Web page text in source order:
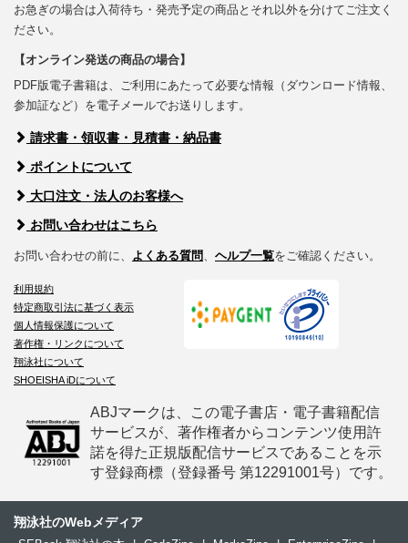
お急ぎの場合は入荷待ち・発売予定の商品とそれ以外を分けてご注文く
ださい。
【オンライン発送の商品の場合】
PDF版電子書籍は、ご利用にあたって必要な情報（ダウンロード情報、
参加証など）を電子メールでお送りします。
請求書・領収書・見積書・納品書
ポイントについて
大口注文・法人のお客様へ
お問い合わせはこちら
お問い合わせの前に、 よくある質問、 ヘルプ一覧をご確認ください。
利用規約
特定商取引法に基づく表示
個人情報保護について
著作権・リンクについて
翔泳社について
SHOEISHA iDについて
ABJマークは、この電子書店・電子書籍配信
サービスが、著作権者からコンテンツ使用許
諾を得た正規版配信サービスであることを示
す登録商標（登録番号 第12291001号）です。
翔泳社のWebメディア